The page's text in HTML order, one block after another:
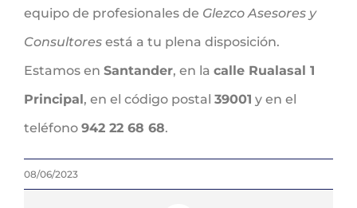
equipo de profesionales de Glezco Asesores y
Consultores está a tu plena disposición.
Estamos en Santander, en la calle Rualasal 1
Principal, en el código postal 39001 y en el
teléfono 942 22 68 68.
08/06/2023